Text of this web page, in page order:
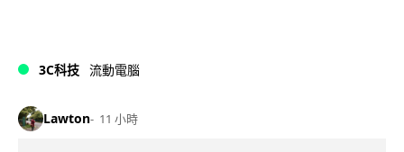
3C科技 流動電腦
Lawton 11 小時